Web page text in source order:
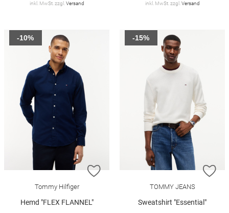
inkl. MwSt. zzgl. Versand inkl. MwSt. zzgl. Versand
ZUR WUNSCHLISTE HINZUFÜGEN
Tommy Hilfiger
Hemd "FLEX FLANNEL"
-10%
TOMMY JEANS
Sweatshirt "Essential"
-15%